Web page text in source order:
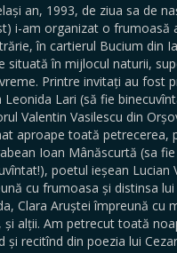
an, 1993, de ziua sa de
i-am organizat o frumoasă
în cartierul Bucium din
situată în mijlocul naturii,
Printre invitați au fost
Leonida Lari (să fie
Valentin Vasilescu din
aproape toată petrecerea,
Ioan Mânăscurtă (sa fie
poetul ieșean Lucian
cu frumoasa și distinsa
Clara Aruștei împreună cu
și alții. Am petrecut toată
și recitînd din poezia lui Cezar